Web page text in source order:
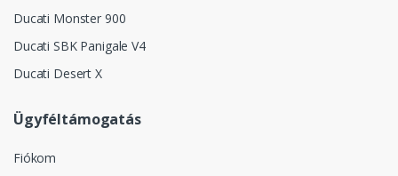
Ducati Monster 900
Ducati SBK Panigale V4
Ducati Desert X
Ügyféltámogatás
Fiókom